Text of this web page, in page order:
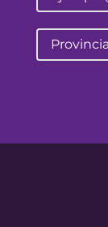
Provincia